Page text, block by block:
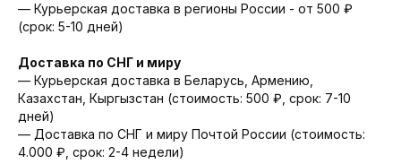
— Курьерская доставка в регионы России - от 500 ₽
(срок: 5-10 дней)
Доставка по СНГ и миру
— Курьерская доставка в Беларусь, Армению,
Казахстан, Кыргызстан (стоимость: 500 ₽, срок: 7-10
дней)
— Доставка по СНГ и миру Почтой России (стоимость:
4.000 ₽, срок: 2-4 недели)